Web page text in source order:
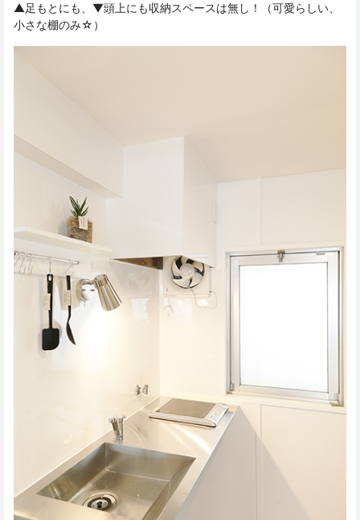
▲足もとにも、▼頭上にも収納スペースは無し！（可愛らしい、
小さな棚のみ☆）